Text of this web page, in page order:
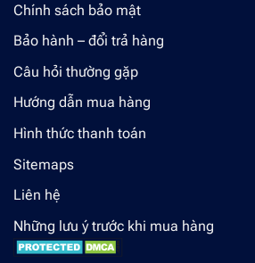
Chính sách bảo mật
Bảo hành – đổi trả hàng
Câu hỏi thường gặp
Hướng dẫn mua hàng
Hình thức thanh toán
Sitemaps
Liên hệ
Những lưu ý trước khi mua hàng